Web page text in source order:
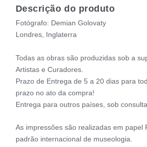
Descrição do produto
Fotógrafo: Demian Golovaty
Londres, Inglaterra
Todas as obras são produzidas sob a
Artistas e Curadores.
Prazo de Entrega de 5 a 20 dias para
prazo no ato da compra!
Entrega para outros países, sob consulta.
As impressões são realizadas em papel
padrão internacional de museologia.